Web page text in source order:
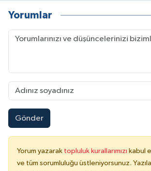
Yorumlar
Gönder
Yorum yazarak topluluk kurallarımızı kabul
ve tüm sorumluluğu üstleniyorsunuz.